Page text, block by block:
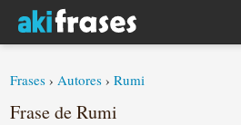
Frases ›Autores ›Rumi
Frase de Rumi